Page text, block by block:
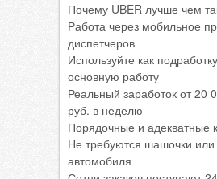
Почему UBER лучше чем
Работа через мобильное
диспетчеров
Используйте как
основную работу
Реальный заработок от 20
руб. в неделю
Порядочные и адекватные
Не требуются шашочки или
автомобиля